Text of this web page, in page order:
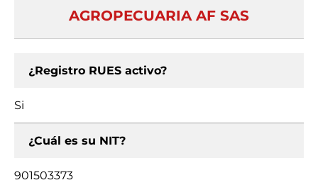
AGROPECUARIA AF SAS
¿Registro RUES activo?
Si
¿Cuál es su NIT?
901503373